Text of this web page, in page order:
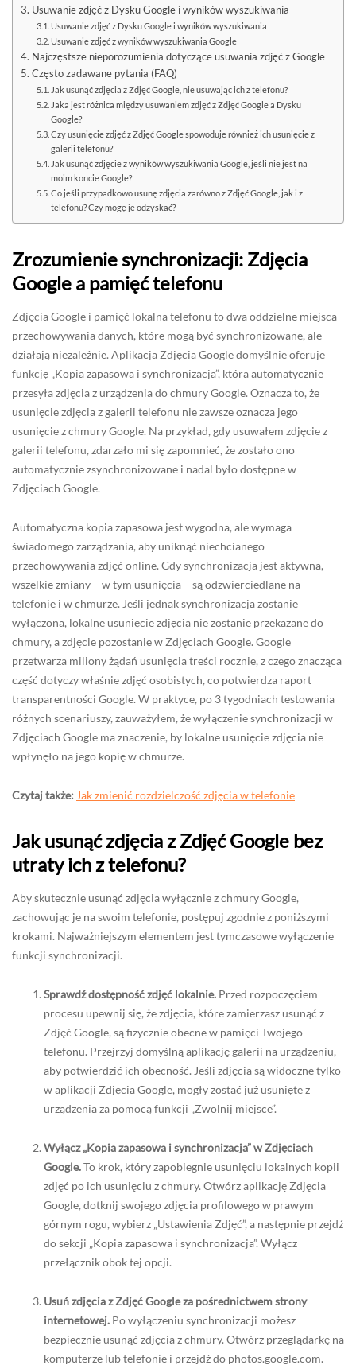
Usuwanie zdjęć z Dysku Google i wyników wyszukiwania
Usuwanie zdjęć z Dysku Google i wyników wyszukiwania
Usuwanie zdjęć z wyników wyszukiwania Google
Najczęstsze nieporozumienia dotyczące usuwania zdjęć z Google
Często zadawane pytania (FAQ)
Jak usunąć zdjęcia z Zdjęć Google, nie usuwając ich z telefonu?
Jaka jest różnica między usuwaniem zdjęć z Zdjęć Google a Dysku
Google?
Czy usunięcie zdjęć z Zdjęć Google spowoduje również ich usunięcie z
galerii telefonu?
Jak usunąć zdjęcie z wyników wyszukiwania Google, jeśli nie jest na
moim koncie Google?
Co jeśli przypadkowo usunę zdjęcia zarówno z Zdjęć Google, jak i z
telefonu? Czy mogę je odzyskać?
Zrozumienie synchronizacji: Zdjęcia
Google a pamięć telefonu
Zdjęcia Google i pamięć lokalna telefonu to dwa oddzielne miejsca
przechowywania danych, które mogą być synchronizowane, ale
działają niezależnie. Aplikacja Zdjęcia Google domyślnie oferuje
funkcję „Kopia zapasowa i synchronizacja”, która automatycznie
przesyła zdjęcia z urządzenia do chmury Google. Oznacza to, że
usunięcie zdjęcia z galerii telefonu nie zawsze oznacza jego
usunięcie z chmury Google. Na przykład, gdy usuwałem zdjęcie z
galerii telefonu, zdarzało mi się zapomnieć, że zostało ono
automatycznie zsynchronizowane i nadal było dostępne w
Zdjęciach Google.
Automatyczna kopia zapasowa jest wygodna, ale wymaga
świadomego zarządzania, aby uniknąć niechcianego
przechowywania zdjęć online. Gdy synchronizacja jest aktywna,
wszelkie zmiany – w tym usunięcia – są odzwierciedlane na
telefonie i w chmurze. Jeśli jednak synchronizacja zostanie
wyłączona, lokalne usunięcie zdjęcia nie zostanie przekazane do
chmury, a zdjęcie pozostanie w Zdjęciach Google. Google
przetwarza miliony żądań usunięcia treści rocznie, z czego znacząca
część dotyczy właśnie zdjęć osobistych, co potwierdza raport
transparentności Google. W praktyce, po 3 tygodniach testowania
różnych scenariuszy, zauważyłem, że wyłączenie synchronizacji w
Zdjęciach Google ma znaczenie, by lokalne usunięcie zdjęcia nie
wpłynęło na jego kopię w chmurze.
Czytaj także: Jak zmienić rozdzielczość zdjęcia w telefonie
Jak usunąć zdjęcia z Zdjęć Google bez
utraty ich z telefonu?
Aby skutecznie usunąć zdjęcia wyłącznie z chmury Google,
zachowując je na swoim telefonie, postępuj zgodnie z poniższymi
krokami. Najważniejszym elementem jest tymczasowe wyłączenie
funkcji synchronizacji.
Sprawdź dostępność zdjęć lokalnie. Przed rozpoczęciem
procesu upewnij się, że zdjęcia, które zamierzasz usunąć z
Zdjęć Google, są fizycznie obecne w pamięci Twojego
telefonu. Przejrzyj domyślną aplikację galerii na urządzeniu,
aby potwierdzić ich obecność. Jeśli zdjęcia są widoczne tylko
w aplikacji Zdjęcia Google, mogły zostać już usunięte z
urządzenia za pomocą funkcji „Zwolnij miejsce”.
Wyłącz „Kopia zapasowa i synchronizacja” w Zdjęciach
Google.To krok, który zapobiegnie usunięciu lokalnych kopii
zdjęć po ich usunięciu z chmury. Otwórz aplikację Zdjęcia
Google, dotknij swojego zdjęcia profilowego w prawym
górnym rogu, wybierz „Ustawienia Zdjęć”, a następnie przejdź
do sekcji „Kopia zapasowa i synchronizacja”. Wyłącz
przełącznik obok tej opcji.
Usuń zdjęcia z Zdjęć Google za pośrednictwem strony
internetowej. Po wyłączeniu synchronizacji możesz
bezpiecznie usunąć zdjęcia z chmury. Otwórz przeglądarkę na
komputerze lub telefonie i przejdź do photos.google.com.